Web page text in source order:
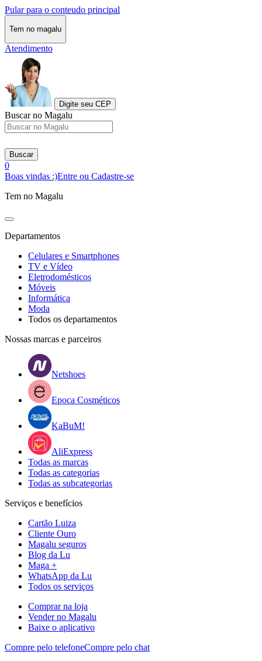
Pular para o conteudo principal
Tem no magalu
Atendimento
Digite seu CEP
Buscar no Magalu
Buscar
0
Boas vindas :)Entre ou Cadastre-se
Tem no Magalu
Departamentos
Celulares e Smartphones
TV e Vídeo
Eletrodomésticos
Móveis
Informática
Moda
Todos os departamentos
Nossas marcas e parceiros
Netshoes
Epoca Cosméticos
KaBuM!
AliExpress
Todas as marcas
Todas as categorias
Todas as subcategorias
Serviços e benefícios
Cartão Luiza
Cliente Ouro
Magalu seguros
Blog da Lu
Maga +
WhatsApp da Lu
Todos os serviços
Comprar na loja
Vender no Magalu
Baixe o aplicativo
Compre pelo telefoneCompre pelo chat